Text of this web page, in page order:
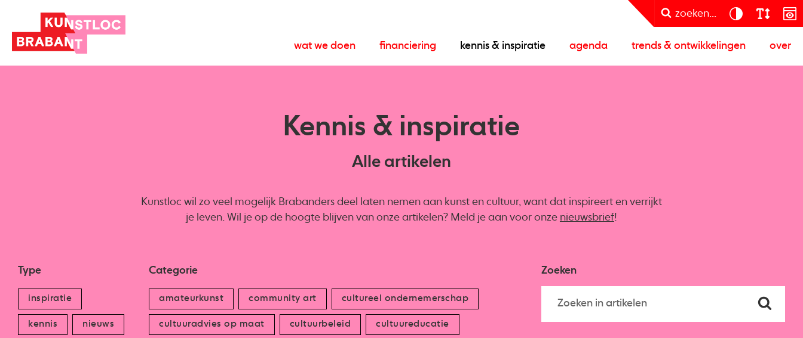
zoeken...
wat we doen financiering kennis & inspiratie agenda trends & ontwikkelingen over
Kennis & inspiratie
Alle artikelen
Kunstloc wil zo veel mogelijk Brabanders deel laten nemen aan kunst en cultuur, want dat inspireert en verrijkt
je leven. Wil je op de hoogte blijven van onze artikelen? Meld je aan voor onze nieuwsbrief!
Type
inspiratie
kennis nieuws
Categorie
amateurkunst community art cultureel ondernemerschap
cultuuradvies op maat cultuurbeleid cultuureducatie
Zoeken